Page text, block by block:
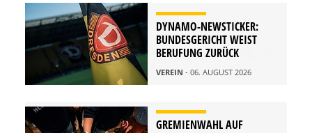
DYNAMO-NEWSTICKER:
BUNDESGERICHT WEIST
BERUFUNG ZURÜCK
VEREIN - 06. AUGUST 2026
GREMIENWAHL AUF